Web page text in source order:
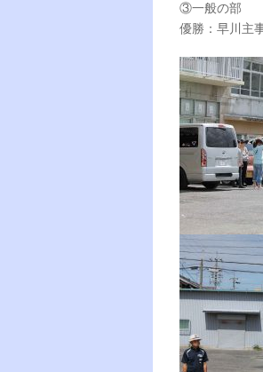
③一般の部
優勝：早川主